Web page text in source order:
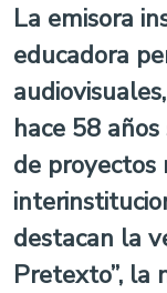
La emisora
educadora
hace 58
de
destacan la
Pretexto”, la